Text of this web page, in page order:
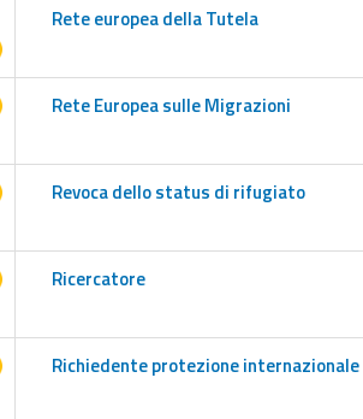
Rete europea della Tutela
Rete Europea sulle Migrazioni
Revoca dello status di rifugiato
Ricercatore
Richiedente protezione internazionale